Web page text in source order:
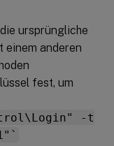
ursprüngliche
einem anderen
fest, um
-t